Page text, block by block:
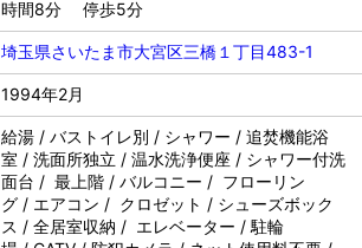
時間8分 停歩5分
埼玉県さいたま市大宮区三橋１丁目483-1
1994年2月
給湯 / バストイレ別 / シャワー / 追焚機能浴
室 / 洗面所独立 / 温水洗浄便座 / シャワー付洗
面台 / 最上階 / バルコニー / フローリン
グ / エアコン / クロゼット / シューズボック
ス / 全居室収納 / エレベーター / 駐輪